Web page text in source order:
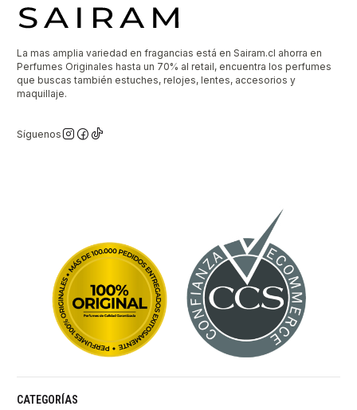
La mas amplia variedad en fragancias está en Sairam.cl ahorra en
Perfumes Originales hasta un 70% al retail, encuentra los perfumes
que buscas también estuches, relojes, lentes, accesorios y
maquillaje.
Síguenos
CATEGORÍAS